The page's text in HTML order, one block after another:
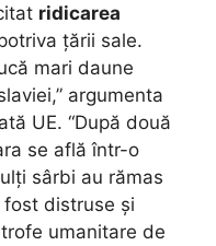
ridicarea
țării sale.
mari daune
argumenta
UE. “După două
se află într-o
sârbi au rămas
distruse și
umanitare de